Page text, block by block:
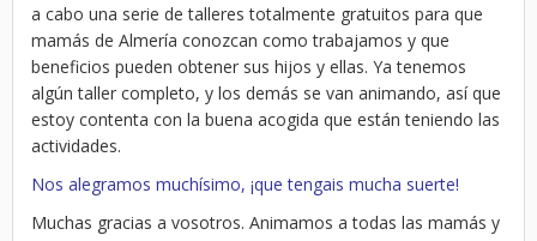
a cabo una serie de talleres totalmente gratuitos para que
mamás de Almería conozcan como trabajamos y que
beneficios pueden obtener sus hijos y ellas. Ya tenemos
algún taller completo, y los demás se van animando, así que
estoy contenta con la buena acogida que están teniendo las
actividades.
Nos alegramos muchísimo, ¡que tengais mucha suerte!
Muchas gracias a vosotros. Animamos a todas las mamás y